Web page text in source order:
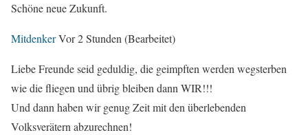
Schöne neue Zukunft.
MitdenkerVor 2 Stunden(Bearbeitet)
Liebe Freunde seid geduldig, die geimpften werden wegsterben
wie die fliegen und übrig bleiben dann WIR!!!
Und dann haben wir genug Zeit mit den überlebenden
Volksverätern abzurechnen!